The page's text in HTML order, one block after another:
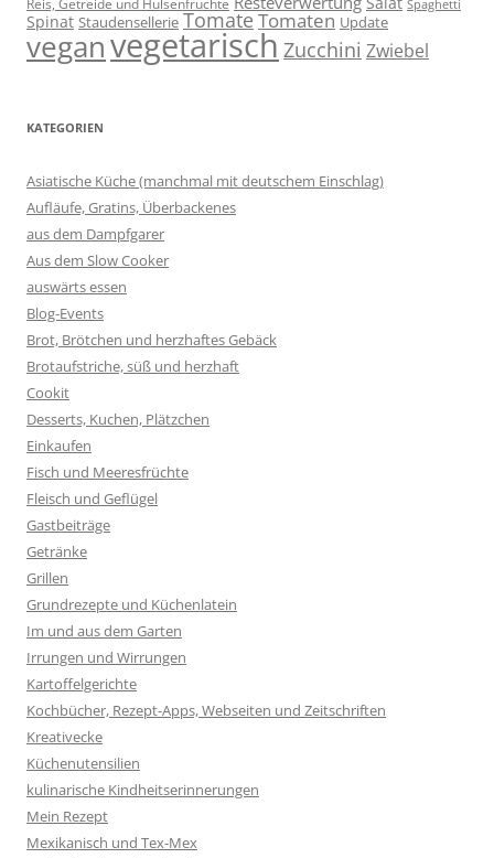
Spaghetti
Spinat Staudensellerie TomateTomaten Update
veganvegetarisch Zucchini Zwiebel
KATEGORIEN
Asiatische Küche (manchmal mit deutschem Einschlag)
Aufläufe, Gratins, Überbackenes
aus dem Dampfgarer
Aus dem Slow Cooker
auswärts essen
Blog-Events
Brot, Brötchen und herzhaftes Gebäck
Brotaufstriche, süß und herzhaft
Cookit
Desserts, Kuchen, Plätzchen
Einkaufen
Fisch und Meeresfrüchte
Fleisch und Geflügel
Gastbeiträge
Getränke
Grillen
Grundrezepte und Küchenlatein
Im und aus dem Garten
Irrungen und Wirrungen
Kartoffelgerichte
Kochbücher, Rezept-Apps, Webseiten und Zeitschriften
Kreativecke
Küchenutensilien
kulinarische Kindheitserinnerungen
Mein Rezept
Mexikanisch und Tex-Mex